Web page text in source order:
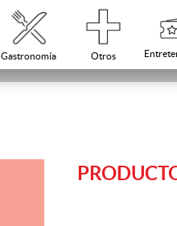
Gastronomía Otros